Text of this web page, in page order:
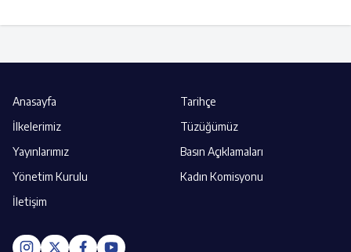
Anasayfa
Tarihçe
İlkelerimiz
Tüzüğümüz
Yayınlarımız
Basın Açıklamaları
Yönetim Kurulu
Kadın Komisyonu
İletişim